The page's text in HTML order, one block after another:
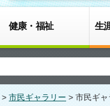
健康・福祉 生
> 市民ギャラリー > 市民ギ